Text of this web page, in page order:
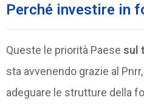
Perché investire in
Queste le priorità Paese sul
sta avvenendo grazie al
adeguare le strutture della